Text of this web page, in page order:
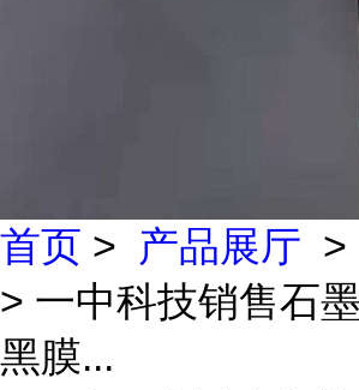
首页 > 产品展厅 >
> 一中科技销售石
黑膜...